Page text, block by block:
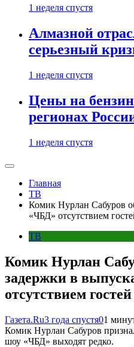
1 неделя спустя
Алмазной
серьезный
1 неделя спустя
Цены на
регионах
1 неделя спустя
Главная
ТВ
Комик Нурлан Сабуров
«ЧБД» отсутствием
ТВ
Комик Нурлан
задержки в
отсутствием гостей
Газета.Ru3 года спустя01
Комик Нурлан Сабуров
шоу «ЧБД» выходят редко.